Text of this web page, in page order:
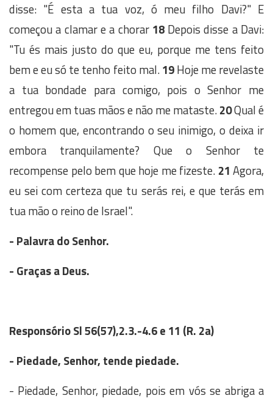
disse: "É esta a tua voz, ó meu filho Davi?" E
começou a clamar e a chorar 18Depois disse a Davi:
"Tu és mais justo do que eu, porque me tens feito
bem e eu só te tenho feito mal.19Hoje me revelaste
a tua bondade para comigo, pois o Senhor me
entregou em tuas mãos e não me mataste.20Qual é
o homem que, encontrando o seu inimigo, o deixa ir
embora tranquilamente? Que o Senhor te
recompense pelo bem que hoje me fizeste. 21 Agora,
eu sei com certeza que tu serás rei, e que terás em
tua mão o reino de Israel".
- Palavra do Senhor.
- Graças a Deus.
ResponsórioSl 56(57),2.3.-4.6 e 11 (R. 2a)
- Piedade, Senhor, tende piedade.
- Piedade, Senhor, piedade, pois em vós se abriga a